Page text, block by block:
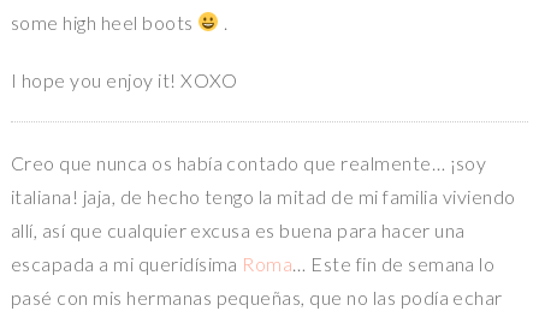
some high heel boots
I hope you enjoy it! XOXO
Creo que nunca os había contado que realmente… ¡soy
italiana! jaja, de hecho tengo la mitad de mi familia viviendo
allí, así que cualquier excusa es buena para hacer una
escapada a mi queridísima Roma … Este fin de semana lo
pasé con mis hermanas pequeñas, que no las podía echar